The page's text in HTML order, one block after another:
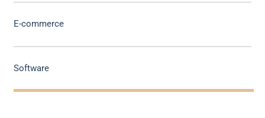
E-commerce
Software